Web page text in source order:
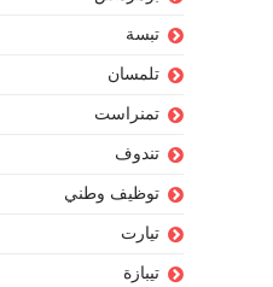
تبسة
تلمسان
تمنراست
تندوف
توظيف وطني
تيارت
تيبازة